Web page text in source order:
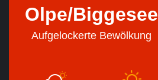
Olpe/Biggesee
Aufgelockerte Bewölkung